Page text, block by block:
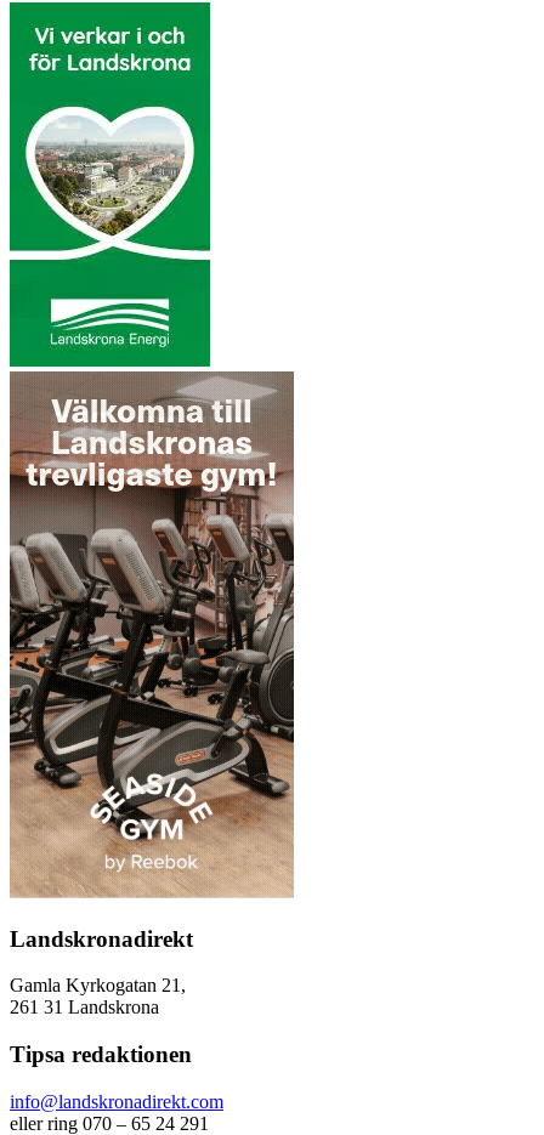
Landskronadirekt
Gamla Kyrkogatan 21,
261 31 Landskrona
Tipsa redaktionen
info@landskronadirekt.com
eller ring 070 – 65 24 291